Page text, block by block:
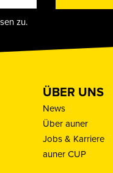
zu.
ÜBER UNS
News
Über auner
Jobs & Karriere
auner CUP